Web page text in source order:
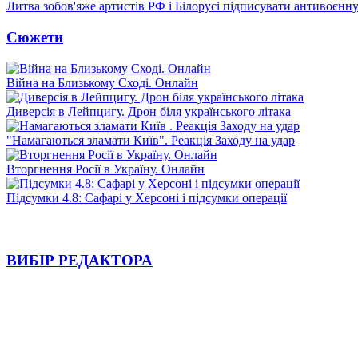
Литва зобов'яже артистів РФ і Білорусі підписувати
Сюжети
Війна на Близькому Сході. Онлайн
Диверсія в Лейпцигу. Дрон біля українського літака
"Намагаються зламати Київ". Реакція Заходу на удар
Вторгнення Росії в Україну. Онлайн
Підсумки 4.8: Сафарі у Херсоні і підсумки операції
ВИБІР РЕДАКТОРА